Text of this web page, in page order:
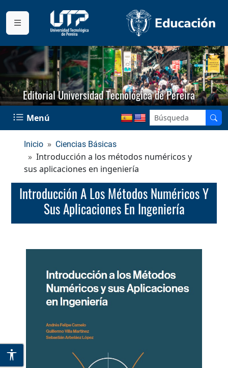
Editorial Universidad Tecnológica de Pereira
Menú
Inicio Ciencias Básicas
Introducción a los métodos numéricos y
sus aplicaciones en ingeniería
Introducción A Los Métodos Numéricos Y
Sus Aplicaciones En Ingeniería